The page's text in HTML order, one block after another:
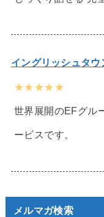
イングリッシュタウ
★★★★★
世界展開のEFグル
ービスです。
メルマガ検索